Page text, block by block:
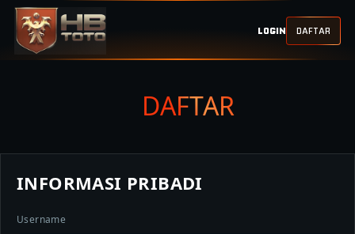
LOGIN DAFTAR
DAFTAR
INFORMASI PRIBADI
Username